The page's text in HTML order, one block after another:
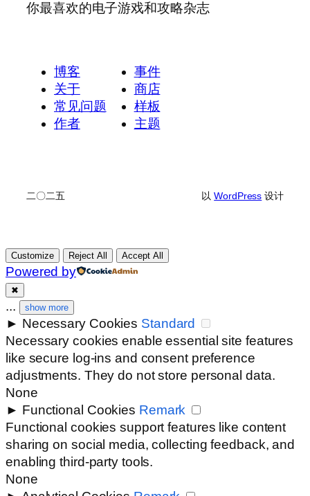
你最喜欢的电子游戏和攻略杂志
博客
关于
常见问题
作者
事件
商店
样板
主题
二〇二五 以WordPress 设计
Customize Reject All Accept All
Powered by
✖
... show more
► Necessary Cookies Standard
Necessary cookies enable essential site features
like secure log-ins and consent preference
adjustments. They do not store personal data.
None
► Functional Cookies Remark
Functional cookies support features like content
sharing on social media, collecting feedback, and
enabling third-party tools.
None